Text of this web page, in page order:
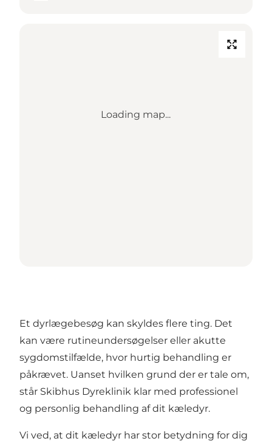
Loading map...
Et dyrlægebesøg kan skyldes flere ting. Det
kan være rutineundersøgelser eller akutte
sygdomstilfælde, hvor hurtig behandling er
påkrævet. Uanset hvilken grund der er tale om,
står Skibhus Dyreklinik klar med professionel
og personlig behandling af dit kæledyr.
Vi ved, at dit kæledyr har stor betydning for dig